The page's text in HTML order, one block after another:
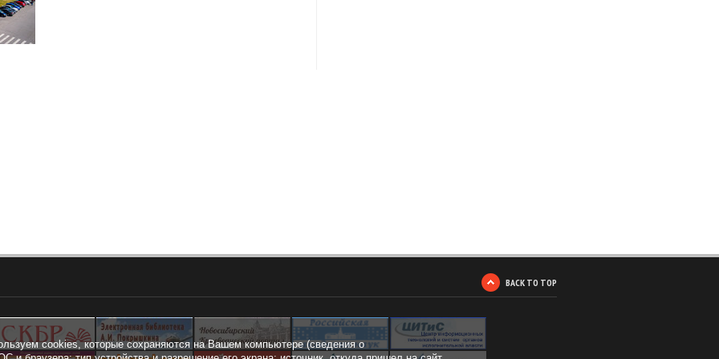
BACK TO TOP
cookies, которые сохраняются на Вашем компьютере (сведения о